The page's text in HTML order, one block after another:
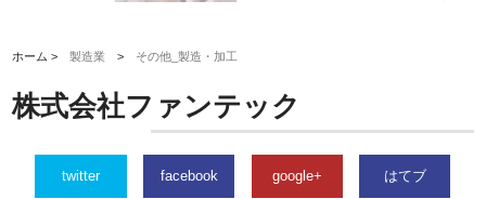
ホーム >製造業 > その他_製造・加工
株式会社ファンテック
twitter facebook google+ はてブ